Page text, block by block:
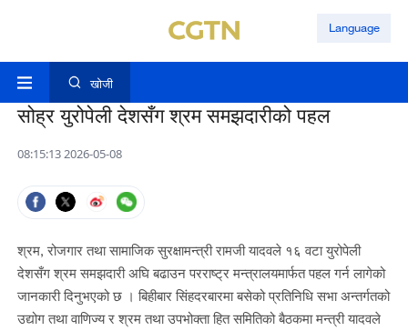
Language
खोजी
सोह्र युरोपेली देशसँग श्रम समझदारीको पहल
08:15:13 2026-05-08
श्रम, रोजगार तथा सामाजिक सुरक्षामन्त्री रामजी यादवले १६ वटा युरोपेली
देशसँग श्रम समझदारी अघि बढाउन परराष्ट्र मन्त्रालयमार्फत पहल गर्न लागेको
जानकारी दिनुभएको छ । बिहीबार सिंहदरबारमा बसेको प्रतिनिधि सभा अन्तर्गतको
उद्योग तथा वाणिज्य र श्रम तथा उपभोक्ता हित समितिको बैठकमा मन्त्री यादवले